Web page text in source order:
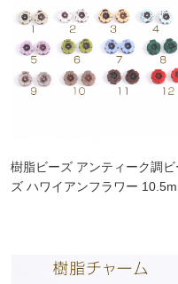
樹脂ビーズ アンティーク調ビ
ズ ハワイアンフラワー